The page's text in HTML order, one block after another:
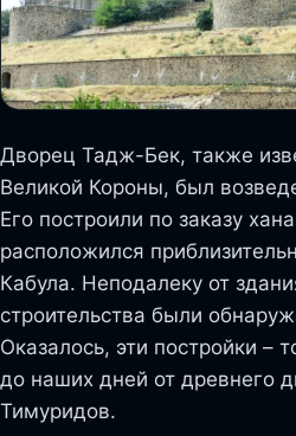
Дворец Тадж-Бек, также
Великой Короны, был
Его построили по заказу
расположился
Кабула. Неподалеку от
строительства были
Оказалось, эти постройки –
до наших дней от древнего
Тимуридов.